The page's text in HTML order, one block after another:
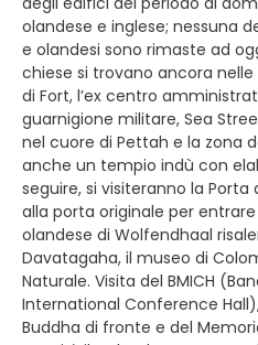
olandese e inglese; nessuna
e olandesi sono rimaste ad
chiese si trovano ancora
di Fort, l’ex centro
guarnigione militare, Sea
nel cuore di Pettah e la zona
anche un tempio indù con
seguire, si visiteranno la
alla porta originale per
olandese di Wolfendhaal
Davatagaha, il museo di
Naturale. Visita del BMICH
International Conference
Buddha di fronte e del